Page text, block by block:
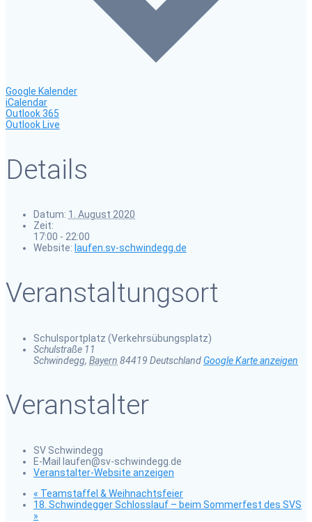
Google Kalender
iCalendar
Outlook 365
Outlook Live
Details
Datum: 1. August 2020
Zeit:
17:00 - 22:00
Website: laufen.sv-schwindegg.de
Veranstaltungsort
Schulsportplatz (Verkehrsübungsplatz)
Schulstraße 11
Schwindegg, Bayern 84419 DeutschlandGoogle Karte anzeigen
Veranstalter
SV Schwindegg
E-Mail laufen@sv-schwindegg.de
Veranstalter-Website anzeigen
« Teamstaffel & Weihnachtsfeier
18. Schwindegger Schlosslauf – beim Sommerfest des SVS
»